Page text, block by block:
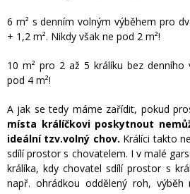
6 m² s denním volným výběhem pro
+ 1,2 m². Nikdy však ne pod 2 m²!
10 m² pro 2 až 5 králíku bez denního
pod 4 m²!
A jak se tedy máme zařídit, pokud
místa králíčkovi poskytnout
ideální tzv.volný chov. Králíci takto
sdílí prostor s chovatelem. I v malé
králíka, kdy chovatel sdílí prostor s
např. ohrádkou oddělený roh,